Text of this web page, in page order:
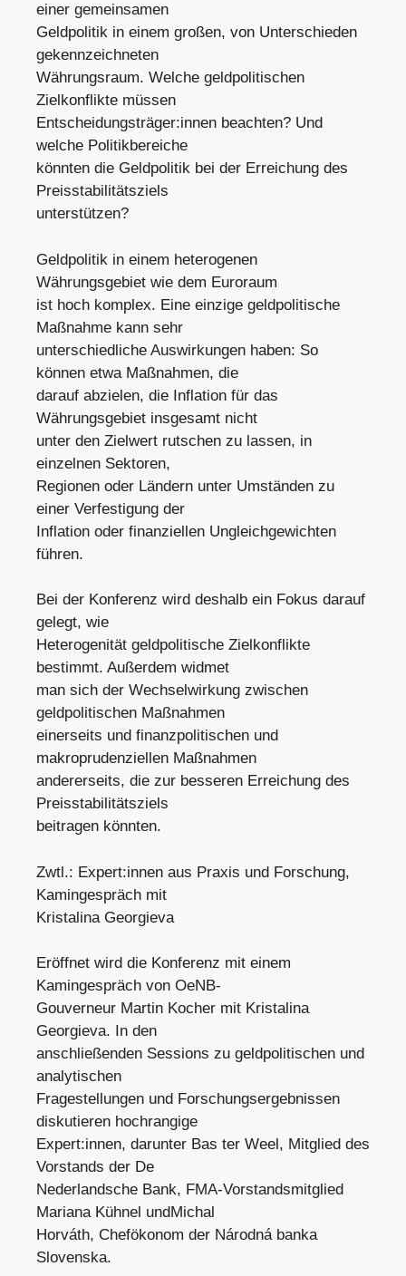
einer gemeinsamen
Geldpolitik in einem großen, von Unterschieden
gekennzeichneten
Währungsraum. Welche geldpolitischen
Zielkonflikte müssen
Entscheidungsträger:innen beachten? Und
welche Politikbereiche
könnten die Geldpolitik bei der Erreichung des
Preisstabilitätsziels
unterstützen?
Geldpolitik in einem heterogenen
Währungsgebiet wie dem Euroraum
ist hoch komplex. Eine einzige geldpolitische
Maßnahme kann sehr
unterschiedliche Auswirkungen haben: So
können etwa Maßnahmen, die
darauf abzielen, die Inflation für das
Währungsgebiet insgesamt nicht
unter den Zielwert rutschen zu lassen, in
einzelnen Sektoren,
Regionen oder Ländern unter Umständen zu
einer Verfestigung der
Inflation oder finanziellen Ungleichgewichten
führen.
Bei der Konferenz wird deshalb ein Fokus darauf
gelegt, wie
Heterogenität geldpolitische Zielkonflikte
bestimmt. Außerdem widmet
man sich der Wechselwirkung zwischen
geldpolitischen Maßnahmen
einerseits und finanzpolitischen und
makroprudenziellen Maßnahmen
andererseits, die zur besseren Erreichung des
Preisstabilitätsziels
beitragen könnten.
Zwtl.: Expert:innen aus Praxis und Forschung,
Kamingespräch mit
Kristalina Georgieva
Eröffnet wird die Konferenz mit einem
Kamingespräch von OeNB-
Gouverneur Martin Kocher mit Kristalina
Georgieva. In den
anschließenden Sessions zu geldpolitischen und
analytischen
Fragestellungen und Forschungsergebnissen
diskutieren hochrangige
Expert:innen, darunter Bas ter Weel, Mitglied des
Vorstands der De
Nederlandsche Bank, FMA-Vorstandsmitglied
Mariana Kühnel undMichal
Horváth, Chefökonom der Národná banka
Slovenska.